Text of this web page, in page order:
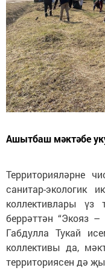
Ашытбаш мәктәбе
Территорияләрне
санитар-экологик
коллективлары үз
беррәттән “Экояз –
Габдулла Тукай
коллективы да,
территориясен дә